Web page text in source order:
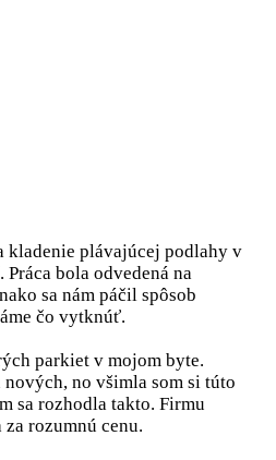
kladenie plávajúcej podlahy v
bola odvedená na
sa nám páčil spôsob
čo vytknúť.
parkiet v mojom byte.
no všimla som si túto
sa rozhodla takto. Firmu
rozumnú cenu.